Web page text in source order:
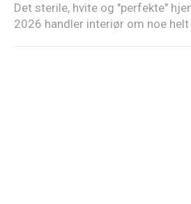
Det sterile, hvite og "perfekte"
2026 handler interiør om noe helt